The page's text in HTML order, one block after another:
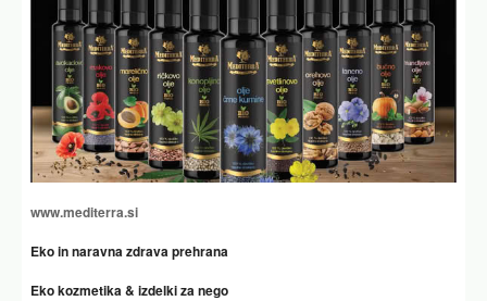
www.mediterra.si
Eko in naravna zdrava prehrana
Eko kozmetika & izdelki za nego